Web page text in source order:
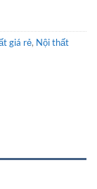
giá rẻ, Nội thất